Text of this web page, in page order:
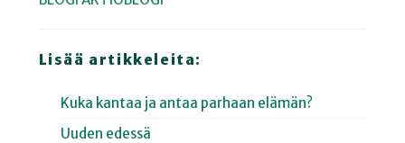
Lisää artikkeleita:
Kuka kantaa ja antaa parhaan elämän?
Uuden edessä